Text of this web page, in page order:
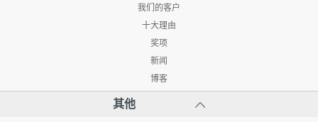
我们的客户
十大理由
奖项
新闻
博客
其他